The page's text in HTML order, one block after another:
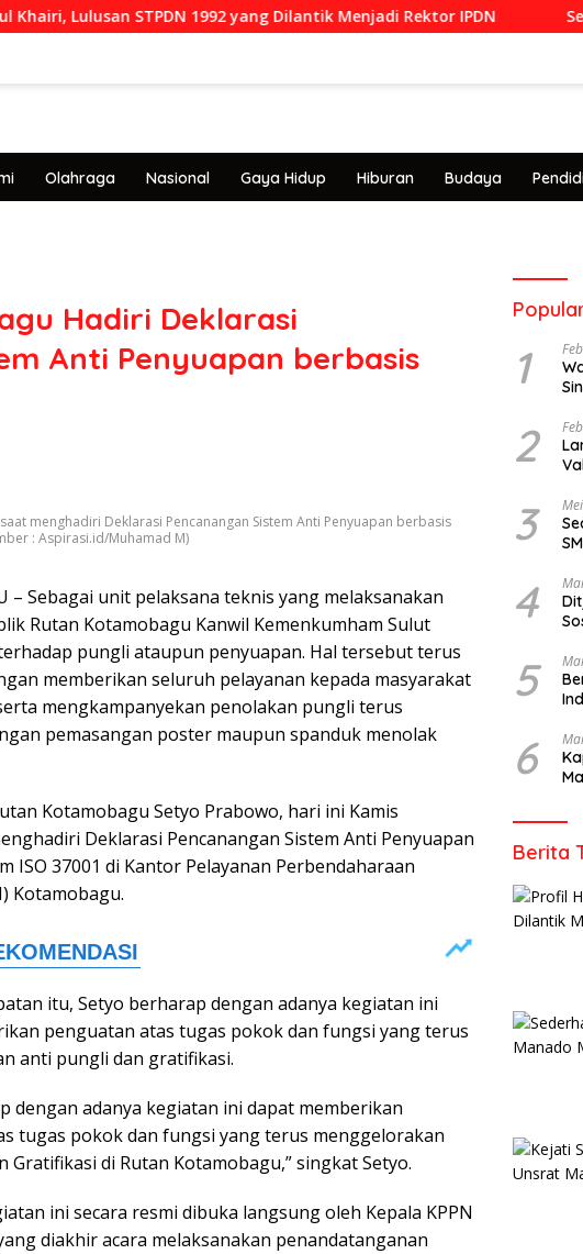
STPDN 1992 yang Dilantik Menjadi Rektor IPDN Sederhana
Olahraga Nasional Gaya Hidup Hiburan Budaya
Hadiri Deklarasi
Anti Penyuapan berbasis
menghadiri Deklarasi Pencanangan Sistem Anti Penyuapan berbasis
: Aspirasi.id/Muhamad M)
– Sebagai unit pelaksana teknis yang melaksanakan
Rutan Kotamobagu Kanwil Kemenkumham Sulut
pungli ataupun penyuapan. Hal tersebut terus
memberikan seluruh pelayanan kepada masyarakat
mengkampanyekan penolakan pungli terus
pemasangan poster maupun spanduk menolak
Kotamobagu Setyo Prabowo, hari ini Kamis
Deklarasi Pencanangan Sistem Anti Penyuapan
ISO 37001 di Kantor Pelayanan Perbendaharaan
Kotamobagu.
itu, Setyo berharap dengan adanya kegiatan ini
penguatan atas tugas pokok dan fungsi yang terus
anti pungli dan gratifikasi.
dengan adanya kegiatan ini dapat memberikan
tugas pokok dan fungsi yang terus menggelorakan
Gratifikasi di Rutan Kotamobagu,” singkat Setyo.
ini secara resmi dibuka langsung oleh Kepala KPPN
diakhir acara melaksanakan penandatanganan
1
2
3
4
5
6
Berita